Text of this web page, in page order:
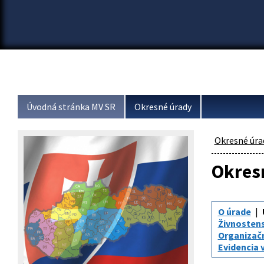
Úvodná stránka MV SR Okresné úrady
Okresné
O úrade
Evidencia